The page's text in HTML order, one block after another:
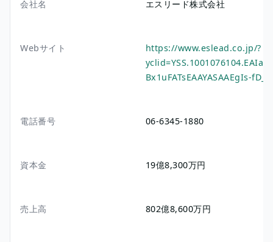
会社名 エスリード株式会社
Webサイト
https://www.eslead.co.jp/?
Bx1uFATsEAAYASAAEgIs-
電話番号 06-6345-1880
資本金 19億8,300万円
売上高 802億8,600万円